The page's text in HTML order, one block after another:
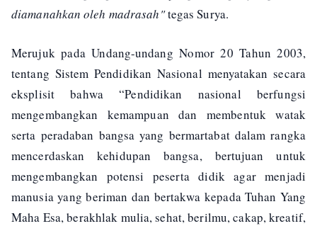
diamanahkan oleh madrasah"tegas Surya.
Merujuk pada Undang-undang Nomor 20 Tahun 2003,
tentang Sistem Pendidikan Nasional menyatakan secara
eksplisit bahwa “Pendidikan nasional berfungsi
mengembangkan kemampuan dan membentuk watak
serta peradaban bangsa yang bermartabat dalam rangka
mencerdaskan kehidupan bangsa, bertujuan untuk
mengembangkan potensi peserta didik agar menjadi
manusia yang beriman dan bertakwa kepada Tuhan Yang
Maha Esa, berakhlak mulia, sehat, berilmu, cakap, kreatif,